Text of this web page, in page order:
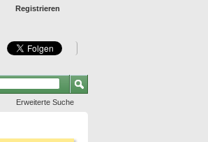
Registrieren
Erweiterte Suche